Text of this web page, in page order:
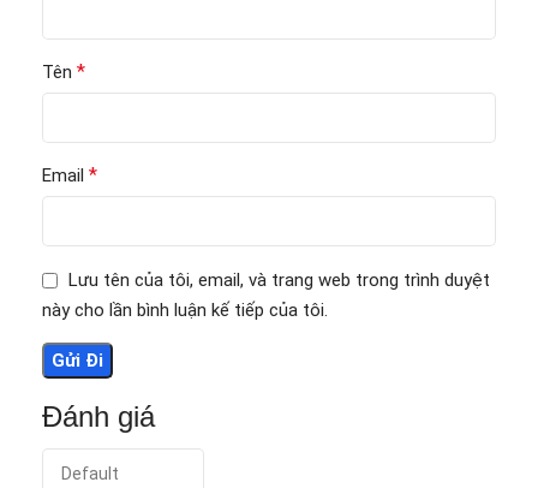
Đánh giá
Tên *
Email *
Lưu tên của tôi, email, và trang web trong trình duyệt
này cho lần bình luận kế tiếp của tôi.